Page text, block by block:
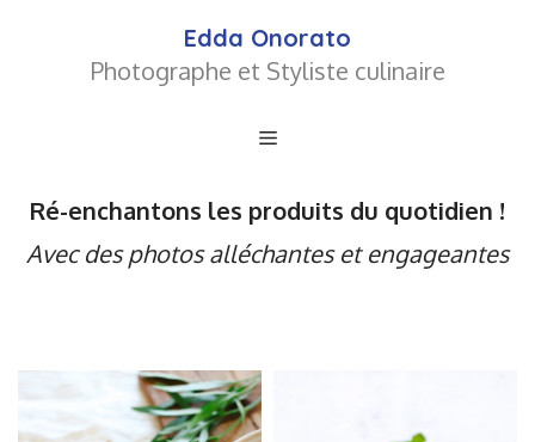
Edda Onorato
Photographe et Styliste culinaire
Menu
Ré-enchantons les produits du quotidien !
Avec des photos alléchantes et engageantes